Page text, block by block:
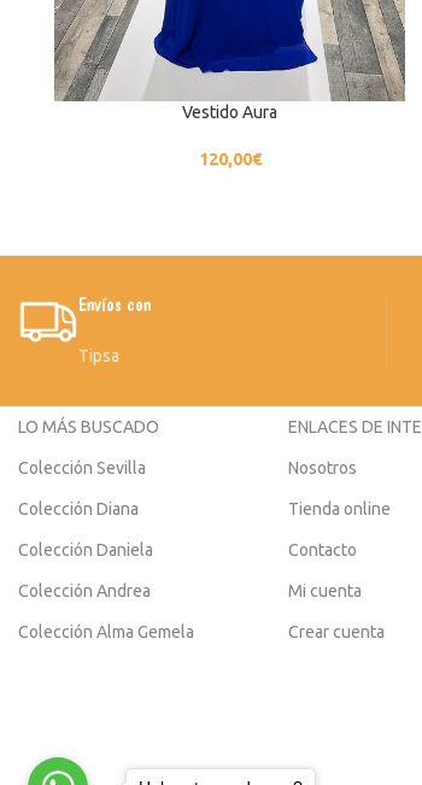
Vestido Aura
120,00€
Envíos con
Tipsa
LO MÁS BUSCADO
Colección Sevilla
Colección Diana
Colección Daniela
Colección Andrea
Colección Alma Gemela
ENLACES DE
Nosotros
Tienda online
Contacto
Mi cuenta
Crear cuenta